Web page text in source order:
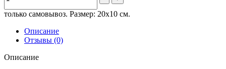
только самовывоз. Размер: 20х10 см.
Описание
Отзывы (0)
Описание